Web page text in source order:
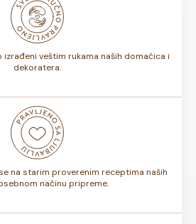
trajanja je istaknut na deklaraciji
veštim rukama naših domaćica i
dekoratera.
na starim proverenim receptima naših
načinu pripreme.